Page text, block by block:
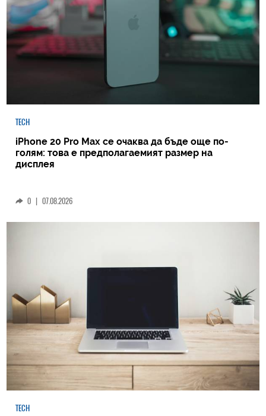
TECH
iPhone 20 Pro Max се очаква да бъде още по-
голям: това е предполагаемият размер на
дисплея
0 | 07.08.2026
TECH